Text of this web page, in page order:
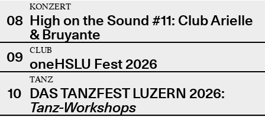
08
KONZERT
High on the Sound #11: Club Arielle
& Bruyante
09
CLUB
oneHSLU Fest 2026
10
TANZ
DAS TANZFEST LUZERN 2026:
Tanz-Workshops